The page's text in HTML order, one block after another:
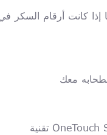
إذا كانت أرقام السكر
معك
OneTouch تقنية